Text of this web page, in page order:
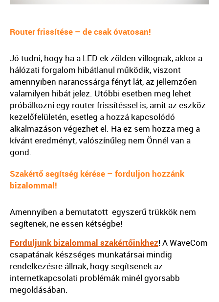
Router frissítése – de csak óvatosan!
Jó tudni, hogy ha a LED-ek zölden villognak, akkor a
hálózati forgalom hibátlanul működik, viszont
amennyiben narancssárga fényt lát, az jellemzően
valamilyen hibát jelez. Utóbbi esetben meg lehet
próbálkozni egy router frissítéssel is, amit az eszköz
kezelőfelületén, esetleg a hozzá kapcsolódó
alkalmazáson végezhet el. Ha ez sem hozza meg a
kívánt eredményt, valószínűleg nem Önnél van a
gond.
Szakértő segítség kérése – forduljon hozzánk
bizalommal!
Amennyiben a bemutatott egyszerű trükkök nem
segítenek, ne essen kétségbe!
Forduljunk bizalommal szakértőinkhez! A WaveCom
csapatának készséges munkatársai mindig
rendelkezésre állnak, hogy segítsenek az
internetkapcsolati problémák minél gyorsabb
megoldásában.